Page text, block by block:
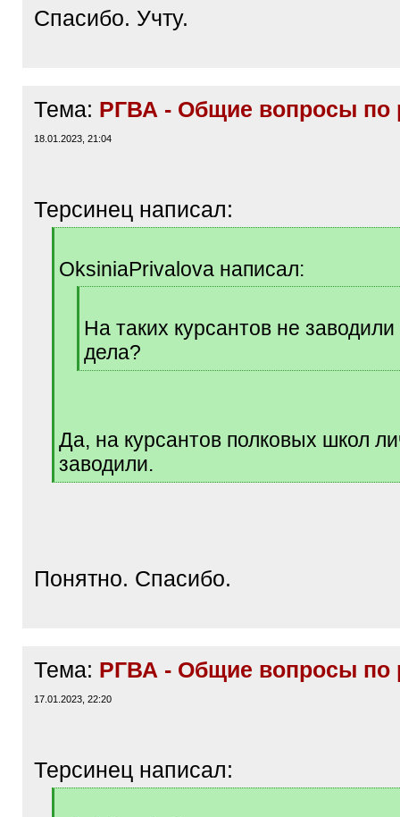
Спасибо. Учту.
Тема: РГВА - Общие вопросы по
18.01.2023, 21:04
Терсинец написал:
]OksiniaPrivalova написал:
На таких курсантов не
дела?
[
Да, на курсантов полковых школ
заводили.
[
Понятно. Спасибо.
Тема: РГВА - Общие вопросы по
17.01.2023, 22:20
Терсинец написал: